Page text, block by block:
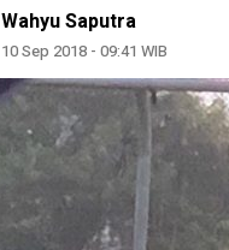
Wahyu Saputra
10 Sep 2018 - 09:41 WIB